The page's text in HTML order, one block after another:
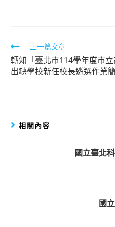
Read
more
articles
上一篇文章
轉知「臺北市114學年度市
出缺學校新任校長遴選作業
相關內容
國立臺北
國